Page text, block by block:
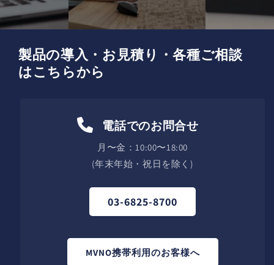
製品の導入・お見積り・各種ご相談
はこちらから
電話でのお問合せ
月〜金：10:00〜18:00
(年末年始・祝日を除く)
03-6825-8700
MVNO携帯利用のお客様へ